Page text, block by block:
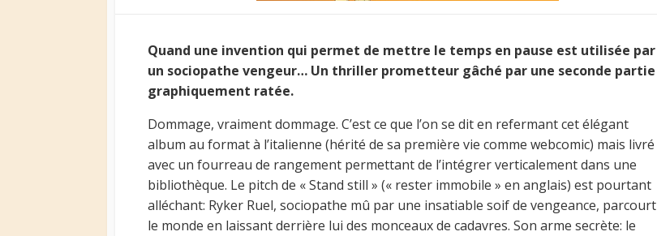
Quand une invention qui permet de mettre le temps en pause est utilisée par
un sociopathe vengeur… Un thriller prometteur gâché par une seconde partie
graphiquement ratée.
Dommage, vraiment dommage. C’est ce que l’on se dit en refermant cet élégant
album au format à l’italienne (hérité de sa première vie comme webcomic) mais livré
avec un fourreau de rangement permettant de l’intégrer verticalement dans une
bibliothèque. Le pitch de « Stand still » (« rester immobile » en anglais) est pourtant
alléchant: Ryker Ruel, sociopathe mû par une insatiable soif de vengeance, parcourt
le monde en laissant derrière lui des monceaux de cadavres. Son arme secrète: le